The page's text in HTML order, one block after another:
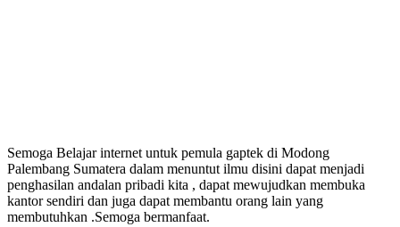
Semoga Belajar internet untuk pemula gaptek di Modong
Palembang Sumatera dalam menuntut ilmu disini dapat menjadi
penghasilan andalan pribadi kita , dapat mewujudkan membuka
kantor sendiri dan juga dapat membantu orang lain yang
membutuhkan .Semoga bermanfaat.